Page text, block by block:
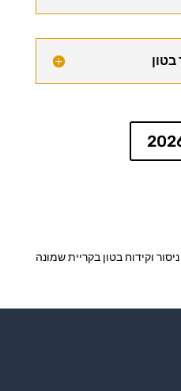
ניסור וקידוח בטון בקריית שמונה